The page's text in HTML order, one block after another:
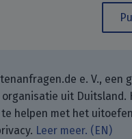
e. V., een
uit Duitsland.
helpen met het
Leer meer. (EN)